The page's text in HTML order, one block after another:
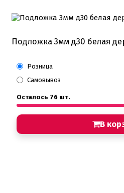
Подложка 3мм д30 белая
Розница
Самовывоз
Осталось 76 шт.
В